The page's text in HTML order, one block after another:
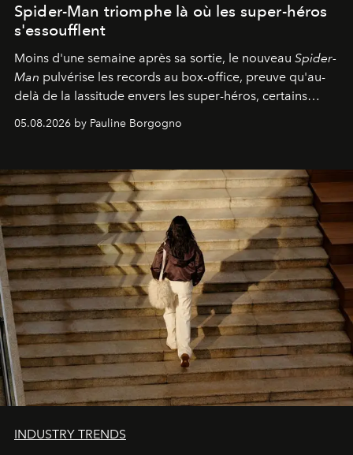
Spider-Man triomphe là où les super-héros
s'essoufflent
Moins d'une semaine après sa sortie, le nouveau Spider-
Man pulvérise les records au box-office, preuve qu'au-
delà de la lassitude envers les super-héros, certains
05.08.2026 by Pauline Borgogno
INDUSTRY TRENDS